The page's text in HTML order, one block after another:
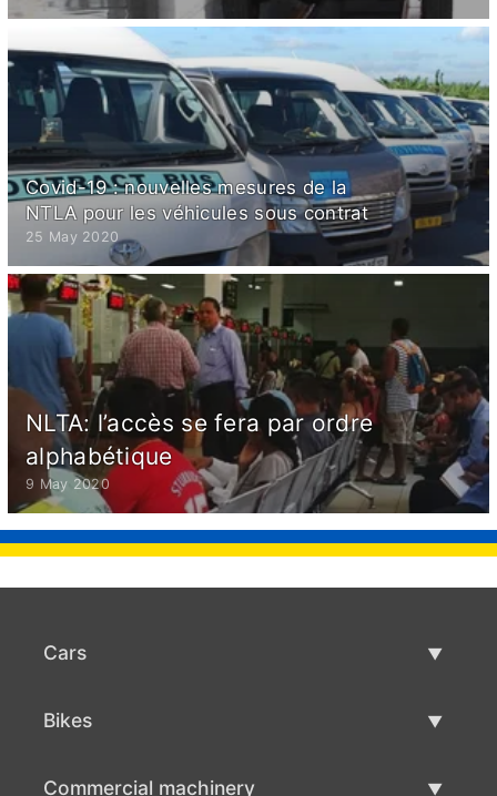
Covid-19 : nouvelles mesures de la
NTLA pour les véhicules sous contrat
25 May 2020
NLTA: l’accès se fera par ordre
alphabétique
9 May 2020
Cars
Bikes
Commercial machinery